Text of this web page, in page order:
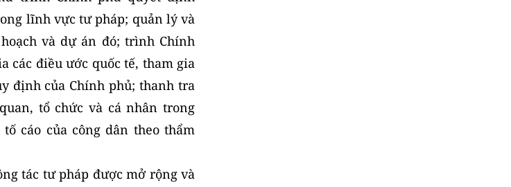
lĩnh vực tư pháp; quản lý và
và dự án đó; trình Chính
các điều ước quốc tế, tham gia
định của Chính phủ; thanh tra
tổ chức và cá nhân trong
cáo của công dân theo thẩm
tác tư pháp được mở rộng và